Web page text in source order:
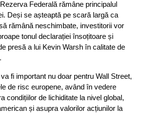
Federală rămâne principalul
Deși se așteaptă pe scară largă ca
rămână neschimbate, investitorii vor
tonul declarației însoțitoare și
presă a lui Kevin Warsh în calitate de
fi important nu doar pentru Wall Street,
de risc europene, având în vedere
condițiilor de lichiditate la nivel global,
și asupra valorilor acțiunilor la